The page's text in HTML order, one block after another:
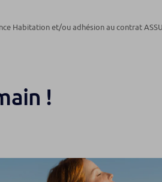
Habitation et/ou adhésion au contrat
!